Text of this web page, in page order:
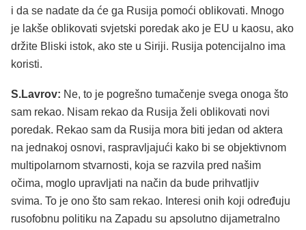
i da se nadate da će ga Rusija pomoći oblikovati. Mnogo
je lakše oblikovati svjetski poredak ako je EU u kaosu, ako
držite Bliski istok, ako ste u Siriji. Rusija potencijalno ima
koristi.
S.Lavrov: Ne, to je pogrešno tumačenje svega onoga što
sam rekao. Nisam rekao da Rusija želi oblikovati novi
poredak. Rekao sam da Rusija mora biti jedan od aktera
na jednakoj osnovi, raspravljajući kako bi se objektivnom
multipolarnom stvarnosti, koja se razvila pred našim
očima, moglo upravljati na način da bude prihvatljiv
svima. To je ono što sam rekao. Interesi onih koji određuju
rusofobnu politiku na Zapadu su apsolutno dijametralno